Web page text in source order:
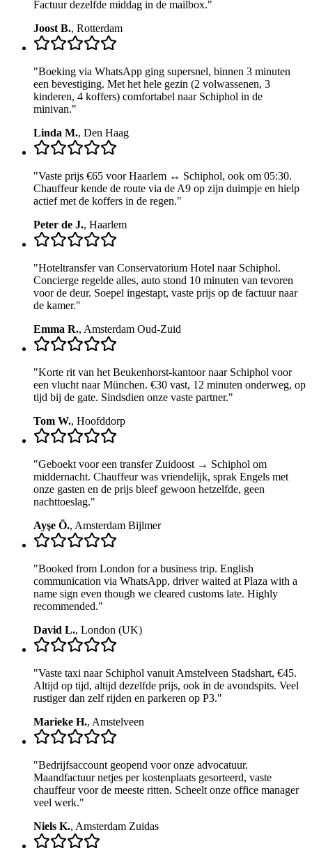
Factuur dezelfde middag in de mailbox."
Joost B., Rotterdam
"Boeking via WhatsApp ging supersnel, binnen 3 minuten
een bevestiging. Met het hele gezin (2 volwassenen, 3
kinderen, 4 koffers) comfortabel naar Schiphol in de
minivan."
Linda M., Den Haag
"Vaste prijs €65 voor Haarlem ↔ Schiphol, ook om 05:30.
Chauffeur kende de route via de A9 op zijn duimpje en hielp
actief met de koffers in de regen."
Peter de J., Haarlem
"Hoteltransfer van Conservatorium Hotel naar Schiphol.
Concierge regelde alles, auto stond 10 minuten van tevoren
voor de deur. Soepel ingestapt, vaste prijs op de factuur naar
de kamer."
Emma R., Amsterdam Oud-Zuid
"Korte rit van het Beukenhorst-kantoor naar Schiphol voor
een vlucht naar München. €30 vast, 12 minuten onderweg, op
tijd bij de gate. Sindsdien onze vaste partner."
Tom W., Hoofddorp
"Geboekt voor een transfer Zuidoost → Schiphol om
middernacht. Chauffeur was vriendelijk, sprak Engels met
onze gasten en de prijs bleef gewoon hetzelfde, geen
nachttoeslag."
Ayşe Ö., Amsterdam Bijlmer
"Booked from London for a business trip. English
communication via WhatsApp, driver waited at Plaza with a
name sign even though we cleared customs late. Highly
recommended."
David L., London (UK)
"Vaste taxi naar Schiphol vanuit Amstelveen Stadshart, €45.
Altijd op tijd, altijd dezelfde prijs, ook in de avondspits. Veel
rustiger dan zelf rijden en parkeren op P3."
Marieke H., Amstelveen
"Bedrijfsaccount geopend voor onze advocatuur.
Maandfactuur netjes per kostenplaats gesorteerd, vaste
chauffeur voor de meeste ritten. Scheelt onze office manager
veel werk."
Niels K., Amsterdam Zuidas